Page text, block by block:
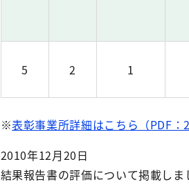
5 2 1
※表彰事業所詳細はこちら（PDF：
2010年12月20日
結果報告書の評価について掲載しま